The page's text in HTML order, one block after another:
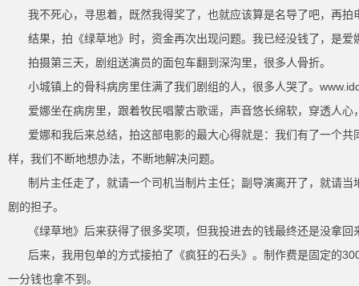
我不死心，寻思着，既然我得奖了，也就应该算是名导了吧，再
结果，拍《绿草地》时，资金再次出现问题。我已经没钱了，是
拍摄第三天，剧组送演员的面包车翻到深沟里，很多人骨折。
小城镇上的骨科病房里住满了我们剧组的人，很多人哭了。
爱娜坐在病房里，跟着牧民唱蒙古歌谣，声音悠长绵软，穿透人
爱娜和我后来总结，拍这部电影的最大心得就是：我们有了一个
样，我们不断地想办法，不断地解决问题。
制片主任走了，就请一个司机当制片主任；副导演离开了，就请
剧的担子。
《绿草地》后来获得了很多奖项，但我投进去的钱最终还是没拿回
后来，我用包单的方式接拍了《疯狂的石头》。制作费是固定的
一分钱也拿不到。